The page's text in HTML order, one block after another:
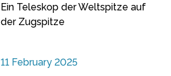
Ein Teleskop der Weltspitze auf
der Zugspitze
11 February 2025